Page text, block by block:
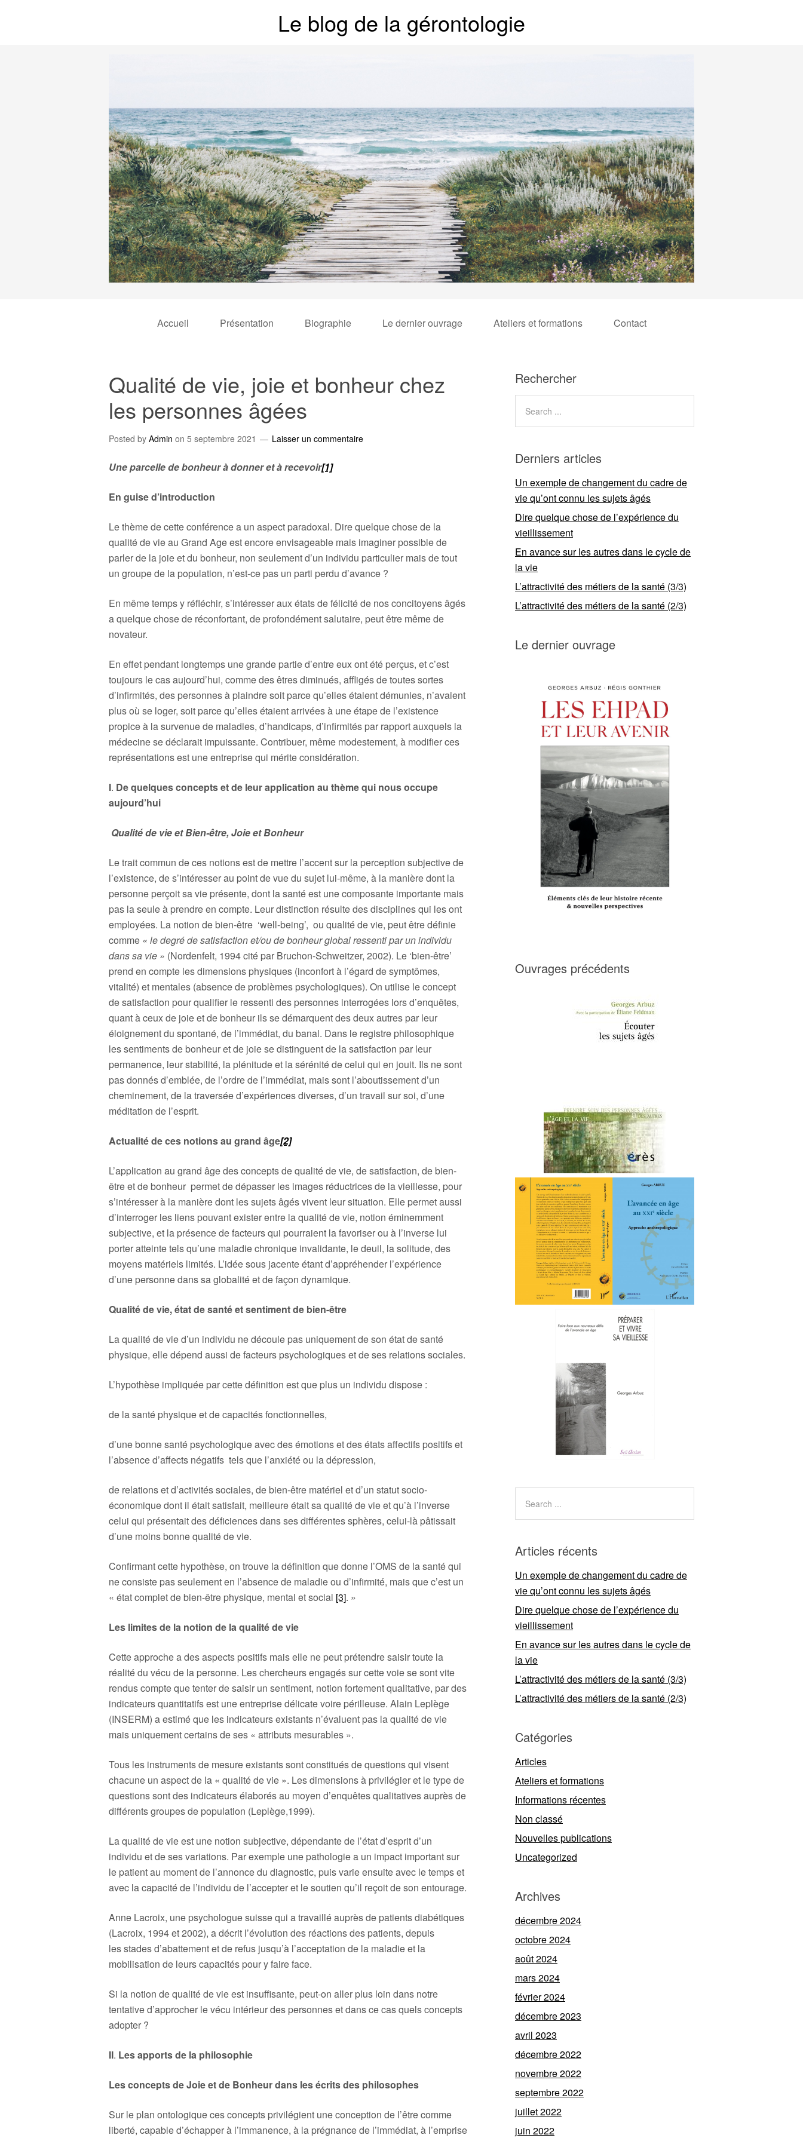
Le blog de la gérontologie
Accueil Présentation Biographie Le dernier ouvrage Ateliers et formations Contact
Qualité de vie, joie et bonheur chez
les personnes âgées
Posted by Admin on 5 septembre 2021 Laisser un commentaire
Une parcelle de bonheur à donner et à recevoir[1]
En guise d’introduction
Le thème de cette conférence a un aspect paradoxal. Dire quelque chose de la
qualité de vie au Grand Age est encore envisageable mais imaginer possible de
parler de la joie et du bonheur, non seulement d’un individu particulier mais de tout
un groupe de la population, n’est-ce pas un parti perdu d’avance ?
En même temps y réfléchir, s’intéresser aux états de félicité de nos concitoyens âgés
a quelque chose de réconfortant, de profondément salutaire, peut être même de
novateur.
En effet pendant longtemps une grande partie d’entre eux ont été perçus, et c’est
toujours le cas aujourd’hui, comme des êtres diminués, affligés de toutes sortes
d’infirmités, des personnes à plaindre soit parce qu’elles étaient démunies, n’avaient
plus où se loger, soit parce qu’elles étaient arrivées à une étape de l’existence
propice à la survenue de maladies, d’handicaps, d’infirmités par rapport auxquels la
médecine se déclarait impuissante. Contribuer, même modestement, à modifier ces
représentations est une entreprise qui mérite considération.
I. De quelques concepts et de leur application au thème qui nous occupe
aujourd’hui
Qualité de vie et Bien-être, Joie et Bonheur
Le trait commun de ces notions est de mettre l’accent sur la perception subjective de
l’existence, de s’intéresser au point de vue du sujet lui-même, à la manière dont la
personne perçoit sa vie présente, dont la santé est une composante importante mais
pas la seule à prendre en compte. Leur distinction résulte des disciplines qui les ont
employées. La notion de bien-être ‘well-being’, ou qualité de vie, peut être définie
comme « le degré de satisfaction et/ou de bonheur global ressenti par un individu
dans sa vie » (Nordenfelt, 1994 cité par Bruchon-Schweitzer, 2002). Le ‘bien-être’
prend en compte les dimensions physiques (inconfort à l’égard de symptômes,
vitalité) et mentales (absence de problèmes psychologiques). On utilise le concept
de satisfaction pour qualifier le ressenti des personnes interrogées lors d’enquêtes,
quant à ceux de joie et de bonheur ils se démarquent des deux autres par leur
éloignement du spontané, de l’immédiat, du banal. Dans le registre philosophique
les sentiments de bonheur et de joie se distinguent de la satisfaction par leur
permanence, leur stabilité, la plénitude et la sérénité de celui qui en jouit. Ils ne sont
pas donnés d’emblée, de l’ordre de l’immédiat, mais sont l’aboutissement d’un
cheminement, de la traversée d’expériences diverses, d’un travail sur soi, d’une
méditation de l’esprit.
Actualité de ces notions au grand âge[2]
L’application au grand âge des concepts de qualité de vie, de satisfaction, de bien-
être et de bonheur permet de dépasser les images réductrices de la vieillesse, pour
s’intéresser à la manière dont les sujets âgés vivent leur situation. Elle permet aussi
d’interroger les liens pouvant exister entre la qualité de vie, notion éminemment
subjective, et la présence de facteurs qui pourraient la favoriser ou à l’inverse lui
porter atteinte tels qu’une maladie chronique invalidante, le deuil, la solitude, des
moyens matériels limités. L’idée sous jacente étant d’appréhender l’expérience
d’une personne dans sa globalité et de façon dynamique.
Qualité de vie, état de santé et sentiment de bien-être
La qualité de vie d’un individu ne découle pas uniquement de son état de santé
physique, elle dépend aussi de facteurs psychologiques et de ses relations sociales.
L’hypothèse impliquée par cette définition est que plus un individu dispose :
de la santé physique et de capacités fonctionnelles,
d’une bonne santé psychologique avec des émotions et des états affectifs positifs et
l’absence d’affects négatifs tels que l’anxiété ou la dépression,
de relations et d’activités sociales, de bien-être matériel et d’un statut socio-
économique dont il était satisfait, meilleure était sa qualité de vie et qu’à l’inverse
celui qui présentait des déficiences dans ses différentes sphères, celui-là pâtissait
d’une moins bonne qualité de vie.
Confirmant cette hypothèse, on trouve la définition que donne l’OMS de la santé qui
ne consiste pas seulement en l’absence de maladie ou d’infirmité, mais que c’est un
« état complet de bien-être physique, mental et social [3]. »
Les limites de la notion de la qualité de vie
Cette approche a des aspects positifs mais elle ne peut prétendre saisir toute la
réalité du vécu de la personne. Les chercheurs engagés sur cette voie se sont vite
rendus compte que tenter de saisir un sentiment, notion fortement qualitative, par des
indicateurs quantitatifs est une entreprise délicate voire périlleuse. Alain Leplège
(INSERM) a estimé que les indicateurs existants n’évaluent pas la qualité de vie
mais uniquement certains de ses « attributs mesurables ».
Tous les instruments de mesure existants sont constitués de questions qui visent
chacune un aspect de la « qualité de vie ». Les dimensions à privilégier et le type de
questions sont des indicateurs élaborés au moyen d’enquêtes qualitatives auprès de
différents groupes de population (Leplège,1999).
La qualité de vie est une notion subjective, dépendante de l’état d’esprit d’un
individu et de ses variations. Par exemple une pathologie a un impact important sur
le patient au moment de l’annonce du diagnostic, puis varie ensuite avec le temps et
avec la capacité de l’individu de l’accepter et le soutien qu’il reçoit de son entourage.
Anne Lacroix, une psychologue suisse qui a travaillé auprès de patients diabétiques
(Lacroix, 1994 et 2002), a décrit l’évolution des réactions des patients, depuis
les stades d’abattement et de refus jusqu’à l’acceptation de la maladie et la
mobilisation de leurs capacités pour y faire face.
Si la notion de qualité de vie est insuffisante, peut-on aller plus loin dans notre
tentative d’approcher le vécu intérieur des personnes et dans ce cas quels concepts
adopter ?
II. Les apports de la philosophie
Les concepts de Joie et de Bonheur dans les écrits des philosophes
Sur le plan ontologique ces concepts privilégient une conception de l’être comme
liberté, capable d’échapper à l’immanence, à la prégnance de l’immédiat, à l’emprise
Rechercher
Derniers articles
Un exemple de changement du cadre de
vie qu’ont connu les sujets âgés
Dire quelque chose de l’expérience du
vieillissement
En avance sur les autres dans le cycle de
la vie
L’attractivité des métiers de la santé (3/3)
L’attractivité des métiers de la santé (2/3)
Le dernier ouvrage
Ouvrages précédents
Articles récents
Un exemple de changement du cadre de
vie qu’ont connu les sujets âgés
Dire quelque chose de l’expérience du
vieillissement
En avance sur les autres dans le cycle de
la vie
L’attractivité des métiers de la santé (3/3)
L’attractivité des métiers de la santé (2/3)
Catégories
Articles
Ateliers et formations
Informations récentes
Non classé
Nouvelles publications
Uncategorized
Archives
décembre 2024
octobre 2024
août 2024
mars 2024
février 2024
décembre 2023
avril 2023
décembre 2022
novembre 2022
septembre 2022
juillet 2022
juin 2022